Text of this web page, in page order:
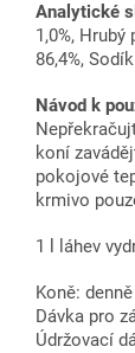
Analytické
1,0%,
86,4%,
Návod k
koní
pokojové
krmivo
1 l láhev
Koně:
Dávka pro
Údržovací